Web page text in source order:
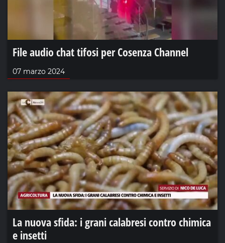
File audio chat tifosi per Cosenza Channel
07 marzo 2024
La nuova sfida: i grani calabresi contro chimica
e insetti